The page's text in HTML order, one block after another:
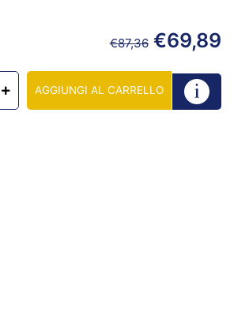
€87,36 €69,89
AGGIUNGI AL CARRELLO